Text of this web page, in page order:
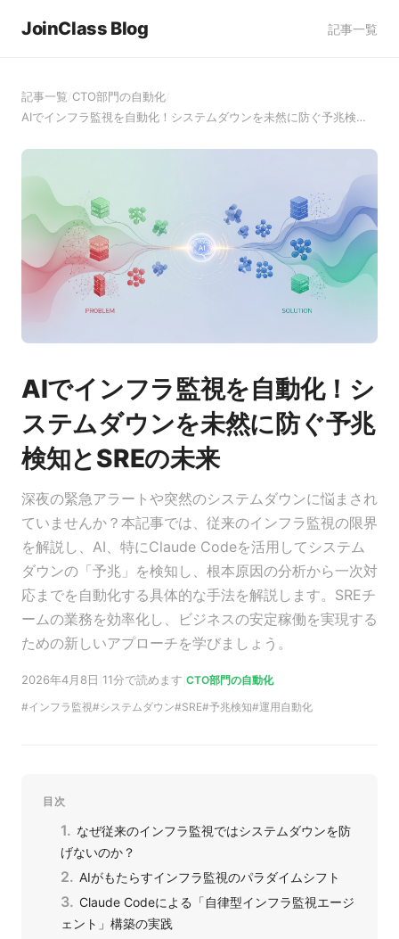
JoinClass Blog 記事一覧
記事一覧 CTO部門の自動化
AIでインフラ監視を自動化！システムダウンを未然に防ぐ予兆検…
AIでインフラ監視を自動化！シ
ステムダウンを未然に防ぐ予兆
検知とSREの未来
深夜の緊急アラートや突然のシステムダウンに悩まされ
ていませんか？本記事では、従来のインフラ監視の限界
を解説し、AI、特にClaude Codeを活用してシステム
ダウンの「予兆」を検知し、根本原因の分析から一次対
応までを自動化する具体的な手法を解説します。SREチ
ームの業務を効率化し、ビジネスの安定稼働を実現する
ための新しいアプローチを学びましょう。
2026年4月8日 11分で読めます CTO部門の自動化
インフラ監視 システムダウン SRE 予兆検知 運用自動化
目次
なぜ従来のインフラ監視ではシステムダウンを防
げないのか？
AIがもたらすインフラ監視のパラダイムシフト
Claude Codeによる「自律型インフラ監視エージ
ェント」構築の実践